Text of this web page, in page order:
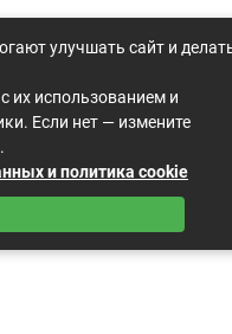
улучшать сайт и
их использованием и
Если нет — измените
и политика cookie